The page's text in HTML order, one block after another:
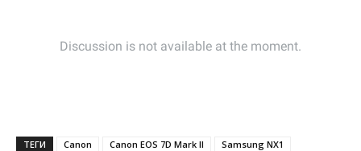
ТЕГИ Canon Canon EOS 7D Mark II Samsung NX1